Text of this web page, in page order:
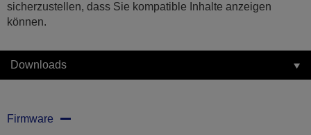
sicherzustellen, dass Sie kompatible Inhalte anzeigen
können.
Downloads
Firmware